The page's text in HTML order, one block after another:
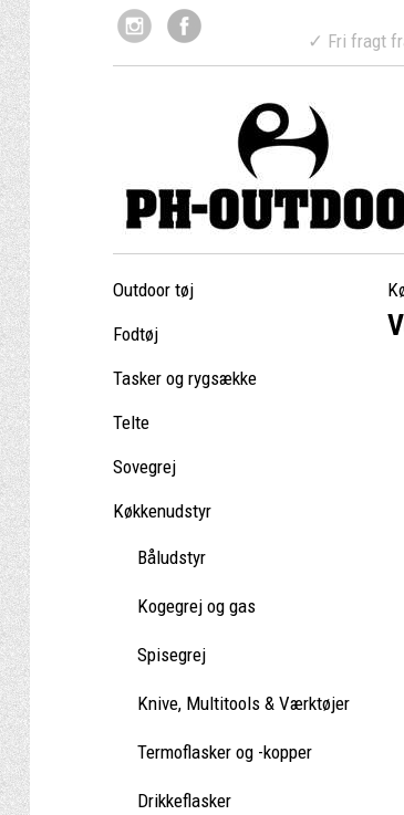
✓ Fri
Outdoor tøj
Fodtøj
Tasker og rygsække
Telte
Sovegrej
Køkkenudstyr
Båludstyr
Kogegrej og gas
Spisegrej
Knive, Multitools & Værktøjer
Termoflasker og -kopper
Drikkeflasker